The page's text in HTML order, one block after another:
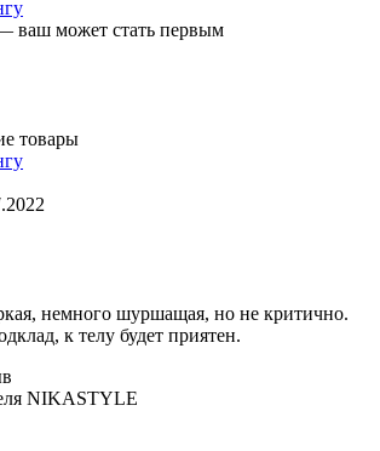
ваш может стать первым
товары
немного шуршащая, но не критично.
к телу будет приятен.
NIKASTYLE